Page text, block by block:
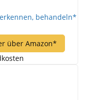
behandeln*
über Amazon*